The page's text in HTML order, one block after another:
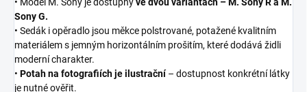
• Model M. Sony je dostupnýve dvou variantách – M. Sony R a M.
Sony G.
• Sedák i opěradlo jsou měkce polstrované, potažené kvalitním
materiálem s jemným horizontálním prošitím, které dodává židli
moderní charakter.
• Potah na fotografiích je ilustrační– dostupnost konkrétní látky
je nutné ověřit.